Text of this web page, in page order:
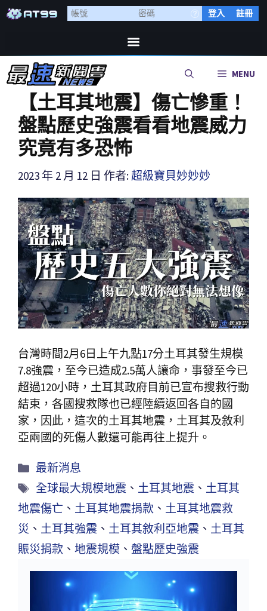
登入 註冊
MENU
【土耳其地震】傷亡慘重！
盤點歷史強震看看地震威力
究竟有多恐怖
2023 年 2 月 12 日 作者: 超級寶貝妙妙妙
台灣時間2月6日上午九點17分土耳其發生規模
7.8強震，至今已造成2.5萬人讓命，事發至今已
超過120小時，土耳其政府目前已宣布搜救行動
結束，各國搜救隊也已經陸續返回各自的國
家，因此，這次的土耳其地震，土耳其及敘利
亞兩國的死傷人數還可能再往上提升。
最新消息
全球最大規模地震 、 土耳其地震 、 土耳其
地震傷亡 、 土耳其地震捐款 、 土耳其地震救
災 、 土耳其強震 、 土耳其敘利亞地震 、 土耳其
賑災捐款 、 地震規模 、 盤點歷史強震